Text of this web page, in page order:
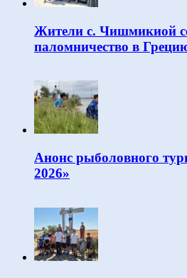
Жители с. Чишмикиой
паломничество в
Анонс рыболовного
2026»